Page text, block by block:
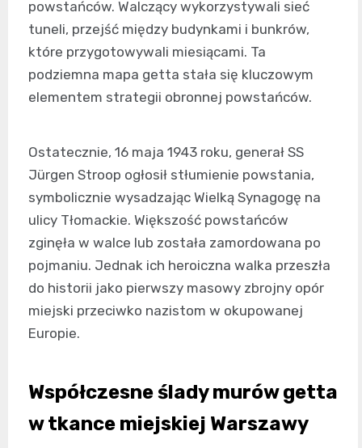
powstańców. Walczący wykorzystywali sieć
tuneli, przejść między budynkami i bunkrów,
które przygotowywali miesiącami. Ta
podziemna mapa getta stała się kluczowym
elementem strategii obronnej powstańców.
Ostatecznie, 16 maja 1943 roku, generał SS
Jürgen Stroop ogłosił stłumienie powstania,
symbolicznie wysadzając Wielką Synagogę na
ulicy Tłomackie. Większość powstańców
zginęła w walce lub została zamordowana po
pojmaniu. Jednak ich heroiczna walka przeszła
do historii jako pierwszy masowy zbrojny opór
miejski przeciwko nazistom w okupowanej
Europie.
Współczesne ślady murów getta
w tkance miejskiej Warszawy